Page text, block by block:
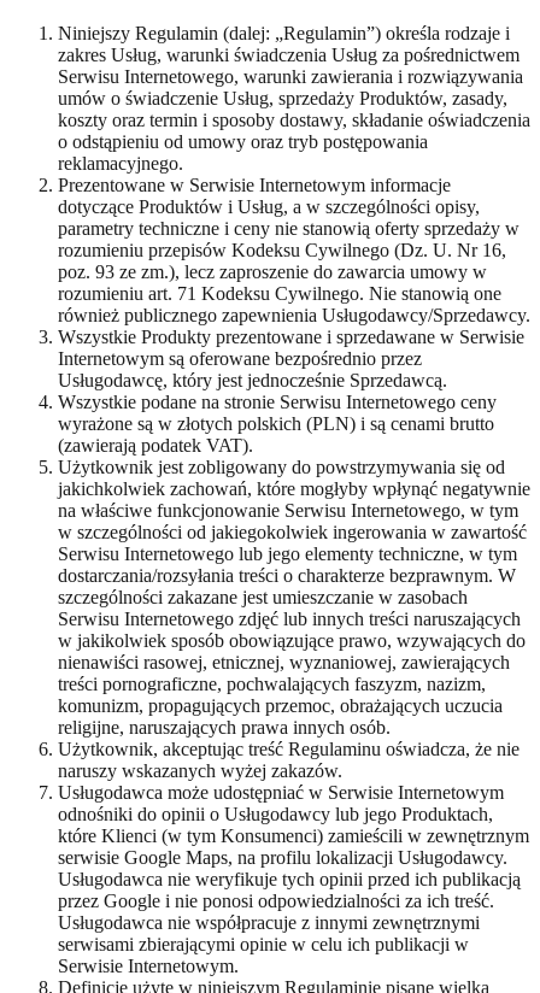
Niniejszy Regulamin (dalej: „Regulamin”) określa rodzaje i
zakres Usług, warunki świadczenia Usług za pośrednictwem
Serwisu Internetowego, warunki zawierania i rozwiązywania
umów o świadczenie Usług, sprzedaży Produktów, zasady,
koszty oraz termin i sposoby dostawy, składanie oświadczenia
o odstąpieniu od umowy oraz tryb postępowania
reklamacyjnego.
Prezentowane w Serwisie Internetowym informacje
dotyczące Produktów i Usług, a w szczególności opisy,
parametry techniczne i ceny nie stanowią oferty sprzedaży w
rozumieniu przepisów Kodeksu Cywilnego (Dz. U. Nr 16,
poz. 93 ze zm.), lecz zaproszenie do zawarcia umowy w
rozumieniu art. 71 Kodeksu Cywilnego. Nie stanowią one
również publicznego zapewnienia Usługodawcy/Sprzedawcy.
Wszystkie Produkty prezentowane i sprzedawane w Serwisie
Internetowym są oferowane bezpośrednio przez
Usługodawcę, który jest jednocześnie Sprzedawcą.
Wszystkie podane na stronie Serwisu Internetowego ceny
wyrażone są w złotych polskich (PLN) i są cenami brutto
(zawierają podatek VAT).
Użytkownik jest zobligowany do powstrzymywania się od
jakichkolwiek zachowań, które mogłyby wpłynąć negatywnie
na właściwe funkcjonowanie Serwisu Internetowego, w tym
w szczególności od jakiegokolwiek ingerowania w zawartość
Serwisu Internetowego lub jego elementy techniczne, w tym
dostarczania/rozsyłania treści o charakterze bezprawnym. W
szczególności zakazane jest umieszczanie w zasobach
Serwisu Internetowego zdjęć lub innych treści naruszających
w jakikolwiek sposób obowiązujące prawo, wzywających do
nienawiści rasowej, etnicznej, wyznaniowej, zawierających
treści pornograficzne, pochwalających faszyzm, nazizm,
komunizm, propagujących przemoc, obrażających uczucia
religijne, naruszających prawa innych osób.
Użytkownik, akceptując treść Regulaminu oświadcza, że nie
naruszy wskazanych wyżej zakazów.
Usługodawca może udostępniać w Serwisie Internetowym
odnośniki do opinii o Usługodawcy lub jego Produktach,
które Klienci (w tym Konsumenci) zamieścili w zewnętrznym
serwisie Google Maps, na profilu lokalizacji Usługodawcy.
Usługodawca nie weryfikuje tych opinii przed ich publikacją
przez Google i nie ponosi odpowiedzialności za ich treść.
Usługodawca nie współpracuje z innymi zewnętrznymi
serwisami zbierającymi opinie w celu ich publikacji w
Serwisie Internetowym.
Definicje użyte w niniejszym Regulaminie pisane wielką